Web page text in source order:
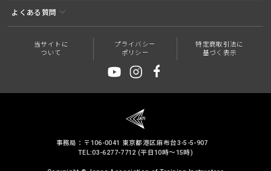
よくある質問
当サイトに
ついて
プライバシー
ポリシー
特定商取引法に
基づく表示
事務局：〒106-0041 東京都港区麻布台3-5-5-907
TEL:03-6277-7712 (平日10時～15時)